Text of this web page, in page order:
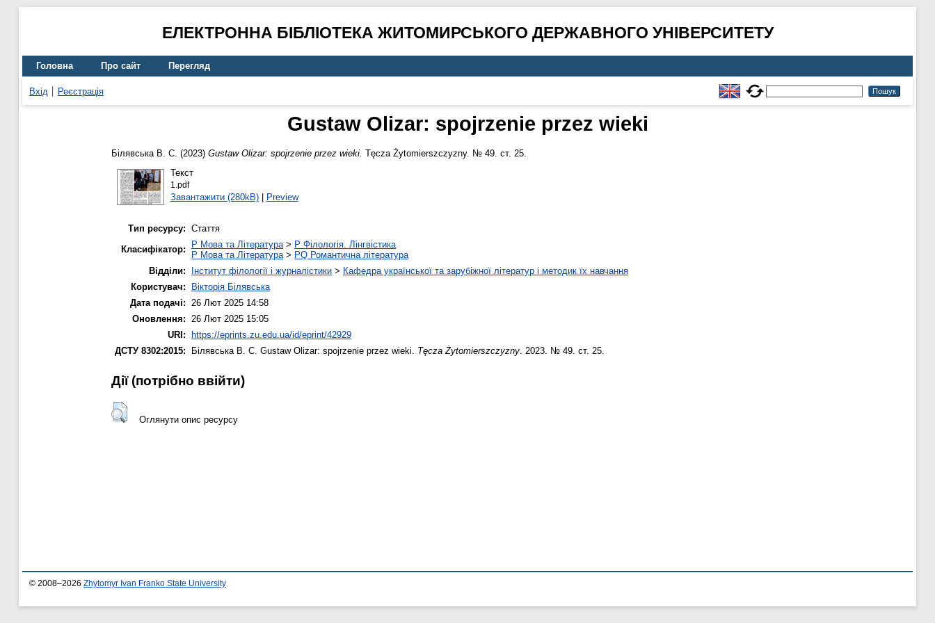
ЕЛЕКТРОННА БІБЛІОТЕКА ЖИТОМИРСЬКОГО ДЕРЖАВНОГО УНІВЕРСИТЕТУ
Головна Про сайт Перегляд
Вхід Реєстрація
Gustaw Olizar: spojrzenie przez wieki
Білявська В. С. (2023) Gustaw Olizar: spojrzenie przez wieki. Tęcza Żytomierszczyzny. № 49. ст. 25.
Текст
1.pdf
Завантажити (280kB)| Preview
Тип ресурсу: Стаття
Класифікатор:
P Мова та Література> P Філологія. Лінгвістика
P Мова та Література> PQ Романтична література
Відділи:
Інститут філології і журналістики > Кафедра української та зарубіжної літератур і методик їх навчання
Користувач:
Вікторія Білявська
Дата подачі: 26 Лют 2025 14:58
Оновлення: 26 Лют 2025 15:05
URI:
https://eprints.zu.edu.ua/id/eprint/42929
ДСТУ 8302:2015:
Білявська В. С. Gustaw Olizar: spojrzenie przez wieki. Tęcza Żytomierszczyzny. 2023. № 49. ст. 25.
Дії ​​(потрібно ввійти)
Оглянути опис ресурсу
© 2008–2026 Zhytomyr Ivan Franko State University